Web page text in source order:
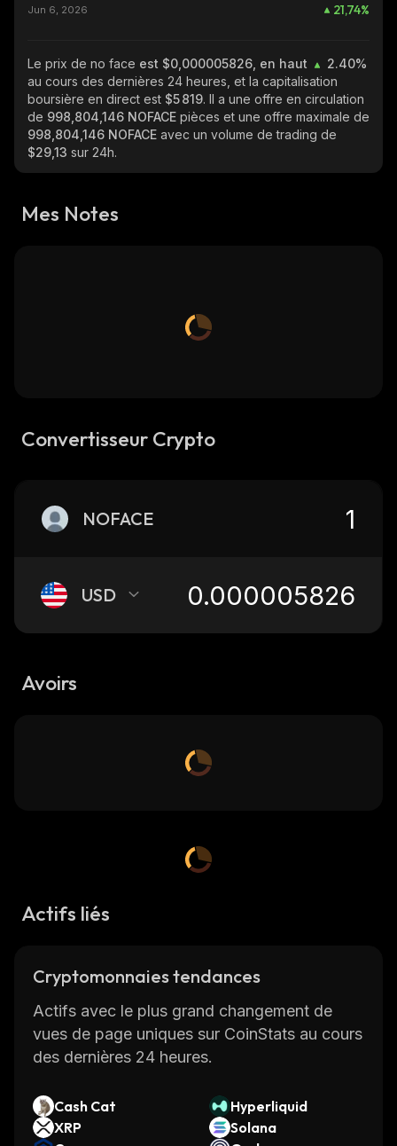
Jun 6, 2026 21,74%
Le prix de no face est $0,000005826, en haut
2.40%
au cours des dernières 24 heures, et la capitalisation
boursière en direct est $5 819. Il a une offre en circulation
de 998,804,146 NOFACE pièces et une offre maximale de
998,804,146 NOFACE avec un volume de trading de
$29,13 sur 24h.
Mes Notes
Convertisseur Crypto
NOFACE
USD
Avoirs
Actifs liés
Cryptomonnaies tendances
Actifs avec le plus grand changement de
vues de page uniques sur CoinStats au cours
des dernières 24 heures.
Cash Cat
Hyperliquid
XRP
Solana